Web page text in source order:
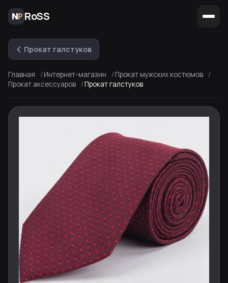
RoSS
Прокат галстуков
Главная Интернет-магазин
Прокат мужских костюмов
Прокат аксессуаров
Прокат галстуков